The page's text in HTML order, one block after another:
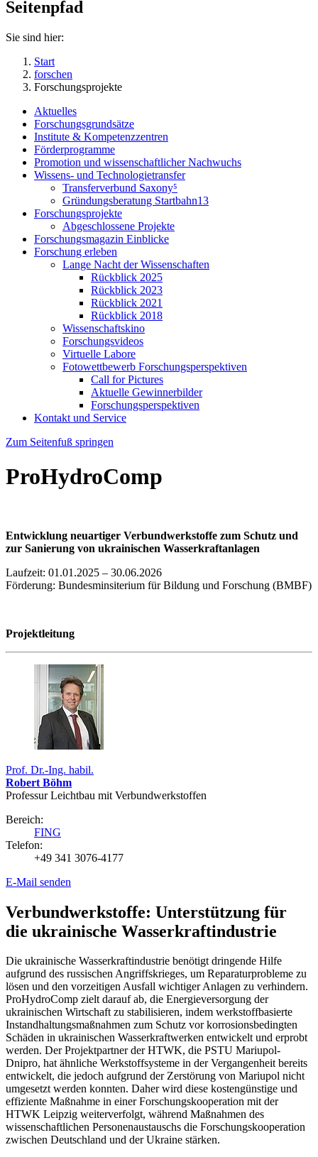
Seitenpfad
Sie sind hier:
Start
forschen
Forschungsprojekte
Aktuelles
Forschungsgrundsätze
Institute & Kompetenzzentren
Förderprogramme
Promotion und wissenschaftlicher Nachwuchs
Wissens- und Technologietransfer
Transferverbund Saxony⁵
Gründungsberatung Startbahn13
Forschungsprojekte
Abgeschlossene Projekte
Forschungsmagazin Einblicke
Forschung erleben
Lange Nacht der Wissenschaften
Rückblick 2025
Rückblick 2023
Rückblick 2021
Rückblick 2018
Wissenschaftskino
Forschungsvideos
Virtuelle Labore
Fotowettbewerb Forschungsperspektiven
Call for Pictures
Aktuelle Gewinnerbilder
Forschungsperspektiven
Kontakt und Service
Zum Seitenfuß springen
ProHydroComp
Entwicklung neuartiger Verbundwerkstoffe zum Schutz und
zur Sanierung von ukrainischen Wasserkraftanlagen
Laufzeit: 01.01.2025 – 30.06.2026
Förderung: Bundesminsiterium für Bildung und Forschung (BMBF)
Projektleitung
Prof. Dr.-Ing. habil.
Robert Böhm
Professur Leichtbau mit Verbundwerkstoffen
Bereich:
FING
Telefon:
+49 341 3076-4177
E-Mail senden
Verbundwerkstoffe: Unterstützung für
die ukrainische Wasserkraftindustrie
Die ukrainische Wasserkraftindustrie benötigt dringende Hilfe
aufgrund des russischen Angriffskrieges, um Reparaturprobleme zu
lösen und den vorzeitigen Ausfall wichtiger Anlagen zu verhindern.
ProHydroComp zielt darauf ab, die Energieversorgung der
ukrainischen Wirtschaft zu stabilisieren, indem werkstoffbasierte
Instandhaltungsmaßnahmen zum Schutz vor korrosionsbedingten
Schäden in ukrainischen Wasserkraftwerken entwickelt und erprobt
werden. Der Projektpartner der HTWK, die PSTU Mariupol-
Dnipro, hat ähnliche Werkstoffsysteme in der Vergangenheit bereits
entwickelt, die jedoch aufgrund der Zerstörung von Mariupol nicht
umgesetzt werden konnten. Daher wird diese kostengünstige und
effiziente Maßnahme in einer Forschungskooperation mit der
HTWK Leipzig weiterverfolgt, während Maßnahmen des
wissenschaftlichen Personenaustauschs die Forschungskooperation
zwischen Deutschland und der Ukraine stärken.